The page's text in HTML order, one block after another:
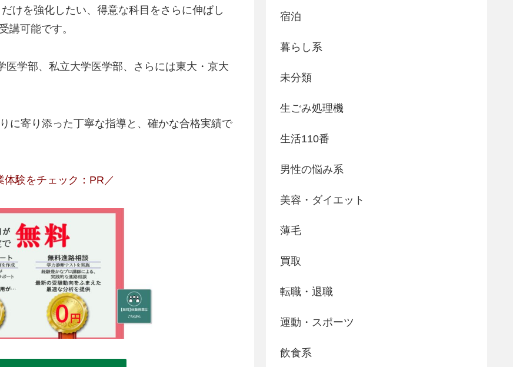
けを強化したい、得意な科目をさらに伸ばし
講可能です。
医学部、私立大学医学部、さらには東大・京大
に寄り添った丁寧な指導と、確かな合格実績で
験をチェック：PR／
宿泊
暮らし系
未分類
生ごみ処理機
生活110番
男性の悩み系
美容・ダイエット
薄毛
買取
転職・退職
運動・スポーツ
飲食系